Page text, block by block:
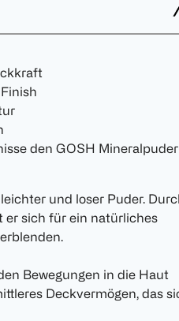
den GOSH
und loser Puder.
er sich für ein natürliches
Bewegungen in die Haut
Deckvermögen, das